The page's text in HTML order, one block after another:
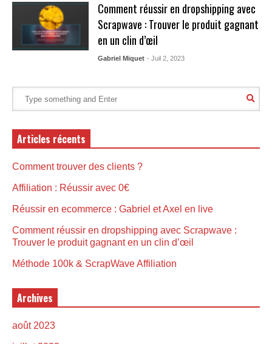
Comment réussir en dropshipping avec
Scrapwave : Trouver le produit gagnant
en un clin d’œil
Gabriel Miquet - Juil 2, 2023
Articles récents
Comment trouver des clients ?
Affiliation : Réussir avec 0€
Réussir en ecommerce : Gabriel et Axel en live
Comment réussir en dropshipping avec Scrapwave :
Trouver le produit gagnant en un clin d’œil
Méthode 100k & ScrapWave Affiliation
Archives
août 2023